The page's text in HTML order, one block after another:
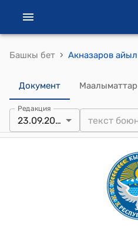
Башкы бет ›
Документ Маалыматтар
Редакция
23.09.2025